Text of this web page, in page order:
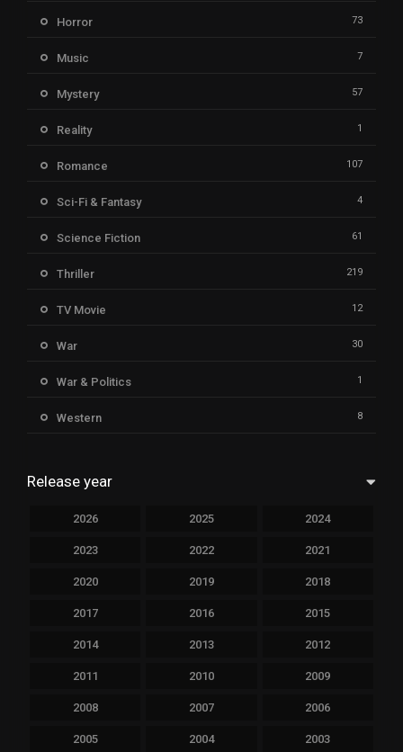
Horror 73
Music 7
Mystery 57
Reality 1
Romance 107
Sci-Fi & Fantasy 4
Science Fiction 61
Thriller 219
TV Movie 12
War 30
War & Politics 1
Western 8
Release year
2026 2025 2024
2023 2022 2021
2020 2019 2018
2017 2016 2015
2014 2013 2012
2011 2010 2009
2008 2007 2006
2005 2004 2003